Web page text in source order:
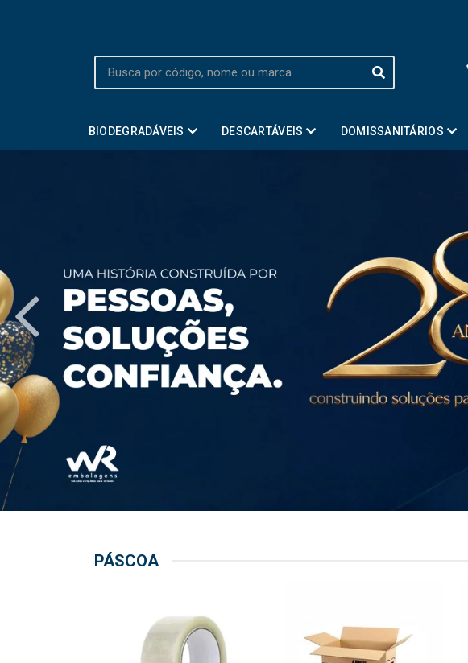
BIODEGRADÁVEIS DESCARTÁVEIS DOMISSANITÁRIOS
PÁSCOA